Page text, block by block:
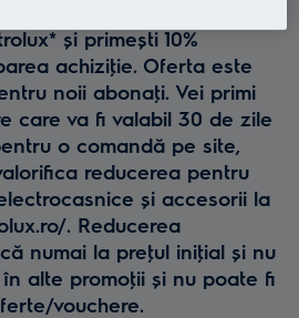
și primești 10%
achiziţie. Oferta este
noii abonaţi. Vei primi
care va fi valabil 30 de zile
o comandă pe site,
reducerea pentru
și accesorii la
. Reducerea
numai la preţul iniţial și nu
alte promoţii și nu poate fi
vouchere.